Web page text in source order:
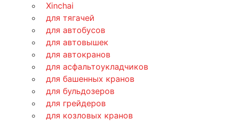
Xinchai
для тягачей
для автобусов
для автовышек
для автокранов
для асфальтоукладчиков
для башенных кранов
для бульдозеров
для грейдеров
для козловых кранов